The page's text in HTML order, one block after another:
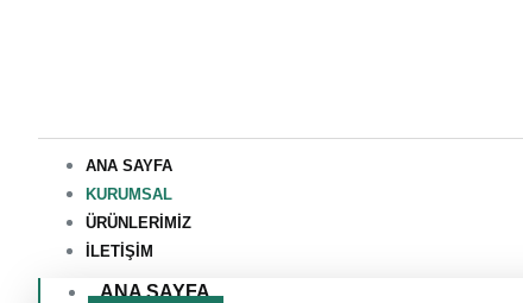
ANA SAYFA
KURUMSAL
ÜRÜNLERİMİZ
İLETİŞİM
ANA SAYFA